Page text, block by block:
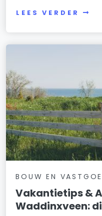
LEES VERDER
BOUW EN
Vakantietips &
Waddinxveen: